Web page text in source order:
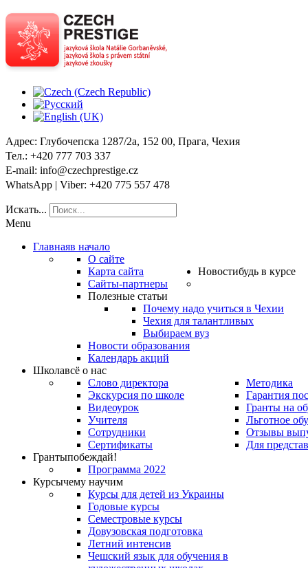
Адрес: Глубочепска 1287/2a, 152 00, Прага, Чехия
Тел.: +420 777 703 337
E-mail: info@czechprestige.cz
WhatsApp | Viber: +420 775 557 478
Искать...
Menu
Главнаяв начало
О сайте
Карта сайта
Сайты-партнеры
Новостибудь в курсе
Полезные статьи
Почему надо учиться в Чехии
Чехия для талантливых
Выбираем вуз
Новости образования
Календарь акций
Школавсё о нас
Слово директора
Экскурсия по школе
Видеоурок
Учителя
Сотрудники
Сертификаты
Методика
Гарантия
Гранты на
Льготное
Отзывы
Для
Грантыпобеждай!
Программа 2022
Курсычему научим
Курсы для детей из Украины
Годовые курсы
Семестровые курсы
Довузовская подготовка
Летний интенсив
Чешский язык для обучения в